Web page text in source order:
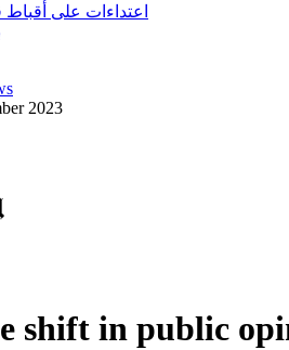
2023
shift in public